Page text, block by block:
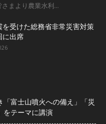
まより農業水利...
を受けた総務省非常災害対策
に出席
富士山噴火への備え」「災
をテーマに講演